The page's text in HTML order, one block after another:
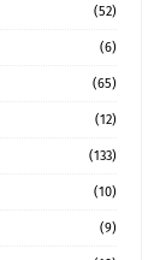
(52)
(6)
(65)
(12)
(133)
(10)
(9)